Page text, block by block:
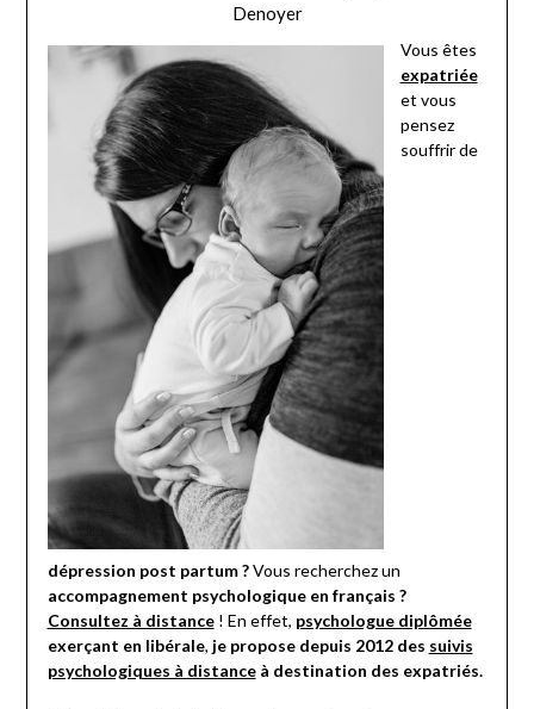
Denoyer
Vous êtes
expatriée
et vous
pensez
souffrir de
dépression post partum ?Vous recherchez un
accompagnement psychologique en français ?
Consultez à distance ! En effet, psychologue diplômée
exerçant en libérale, je propose depuis 2012 des suivis
psychologiques à distanceà destination des expatriés.